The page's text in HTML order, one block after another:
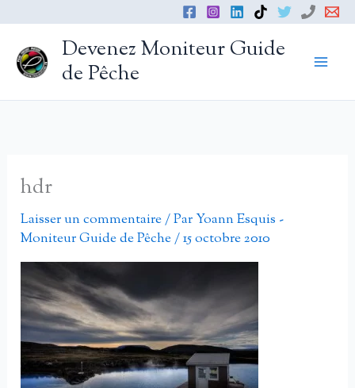
contenu
Devenez Moniteur Guide
de Pêche
hdr
Laisser un commentaire/ ParYoann Esquis -
Moniteur Guide de Pêche/15 octobre 2010